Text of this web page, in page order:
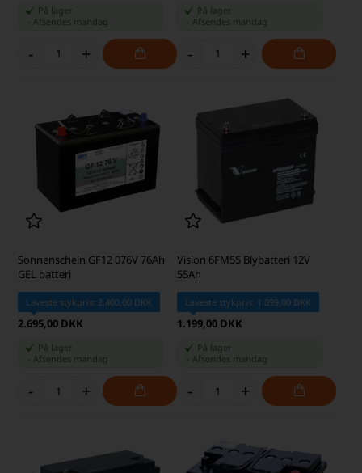
På lager
Afsendes mandag
- +
På lager
Afsendes mandag
- +
Sonnenschein GF12 076V 76Ah
GEL batteri
Laveste stykpris: 2.400,00 DKK
2.695,00 DKK
På lager
-Afsendes mandag
- +
Vision 6FM55 Blybatteri 12V
55Ah
Laveste stykpris: 1.099,00 DKK
1.199,00 DKK
På lager
Afsendes mandag
- +